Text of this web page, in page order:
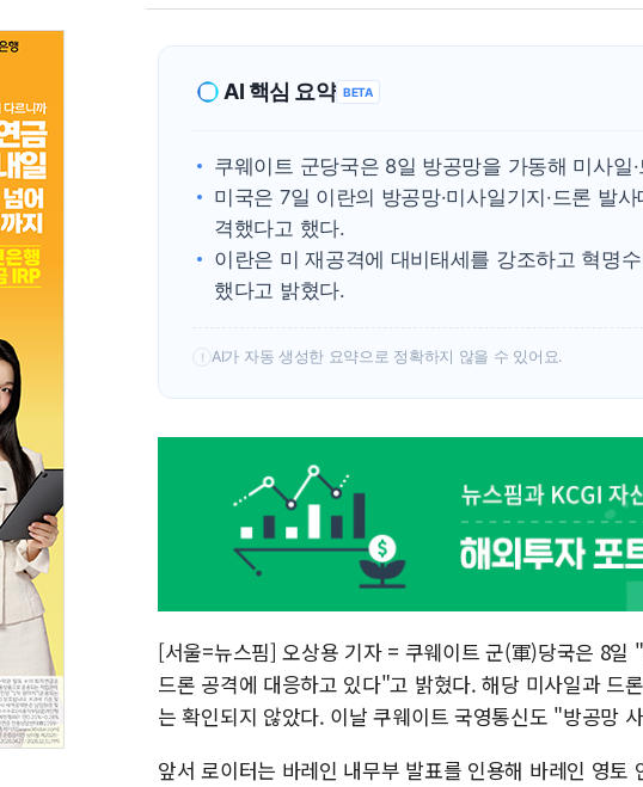
AI 핵심 요약 BETA
쿠웨이트 군당국은 8일 방공망을 가동해 미사일
미국은 7일 이란의 방공망·미사일기지·드론 발
격했다고 했다.
이란은 미 재공격에 대비태세를 강조하고 혁명
했다고 밝혔다.
! AI가 자동 생성한 요약으로 정확하지 않을 수 있어요.
[서울=뉴스핌] 오상용 기자 = 쿠웨이트 군(軍)당국은 8일
드론 공격에 대응하고 있다"고 밝혔다. 해당 미사일과 드
는 확인되지 않았다. 이날 쿠웨이트 국영통신도 "방공망
앞서 로이터는 바레인 내무부 발표를 인용해 바레인 영